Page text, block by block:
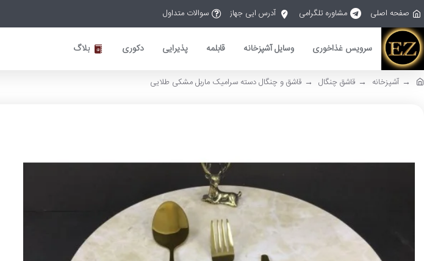
صفحه اصلی مشاوره تلگرامی آدرس ایی جهاز سوالات متداول
سرویس غذاخوری وسایل آشپزخانه قابلمه پذیرایی دکوری بلاگ
آشپزخانه قاشق چنگال قاشق و چنگال دسته سرامیک ماربل مشکی طلایی